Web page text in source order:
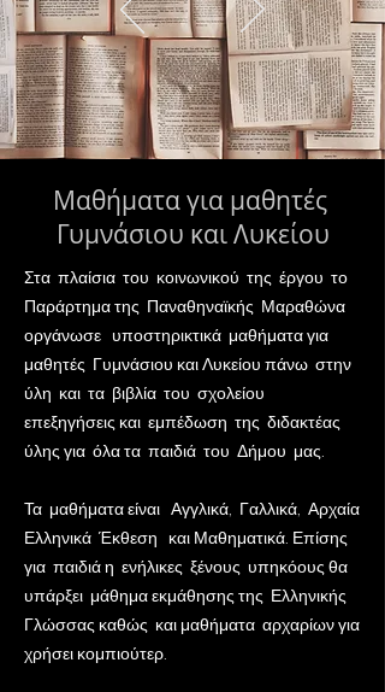
Μαθήματα για μαθητές
Γυμνάσιου και Λυκείου
Στα πλαίσια του κοινωνικού της έργου το
Παράρτημα της Παναθηναϊκής Μαραθώνα
οργάνωσε υποστηρικτικά μαθήματα για
μαθητές Γυμνάσιου και Λυκείου πάνω στην
ύλη και τα βιβλία του σχολείου
επεξηγήσεις και εμπέδωση της διδακτέας
ύλης για όλα τα παιδιά του Δήμου μας.
Τα μαθήματα είναι Αγγλικά, Γαλλικά, Αρχαία
Ελληνικά Έκθεση και Μαθηματικά. Επίσης
για παιδιά η ενήλικες ξένους υπηκόους θα
υπάρξει μάθημα εκμάθησης της Ελληνικής
Γλώσσας καθώς και μαθήματα αρχαρίων για
χρήσει κομπιούτερ.